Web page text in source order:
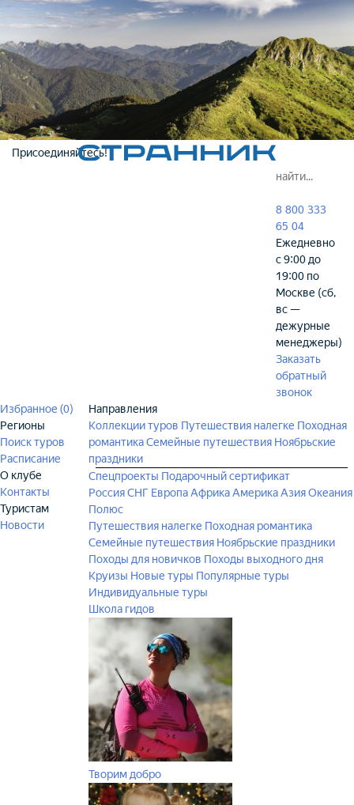
Присоединяйтесь!
8 800 333
65 04
Ежедневно
с 9:00 до
19:00 по
Москве (сб,
вс —
дежурные
менеджеры)
Заказать
обратный
звонок
Избранное (0)
Регионы
Поиск туров
Расписание
О клубе
Контакты
Туристам
Новости
Направления
Коллекции туров Путешествия налегке Походная
романтикаСемейные путешествия Ноябрьские
праздники
Спецпроекты Подарочный сертификат
РоссияСНГ ЕвропаАфрикаАмерикаАзияОкеания
Полюс
Путешествия налегке Походная романтика
Семейные путешествия Ноябрьские праздники
Походы для новичков Походы выходного дня
Круизы Новые туры Популярные туры
Индивидуальные туры
Школа гидов
Творим добро